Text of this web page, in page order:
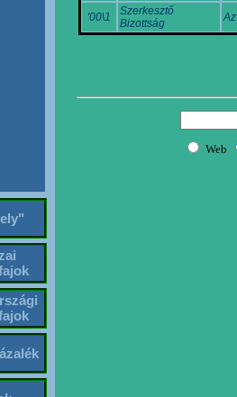
'00\1
Szerkesztő
Bizottság